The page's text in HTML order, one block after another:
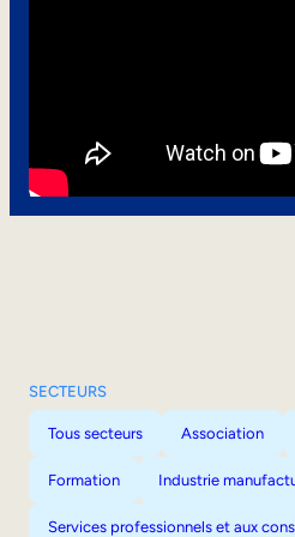
SECTEURS
Tous secteurs Association
Formation Industrie
Services professionnels et aux